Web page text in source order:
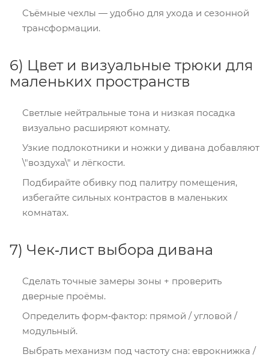
Съёмные чехлы — удобно для ухода и сезонной
трансформации.
6) Цвет и визуальные трюки для
маленьких пространств
Светлые нейтральные тона и низкая посадка
визуально расширяют комнату.
Узкие подлокотники и ножки у дивана добавляют
\"воздуха\" и лёгкости.
Подбирайте обивку под палитру помещения,
избегайте сильных контрастов в маленьких
комнатах.
7) Чек‑лист выбора дивана
Сделать точные замеры зоны + проверить
дверные проёмы.
Определить форм‑фактор: прямой / угловой /
модульный.
Выбрать механизм под частоту сна: еврокнижка /